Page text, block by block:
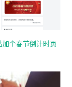
个春节倒计时页